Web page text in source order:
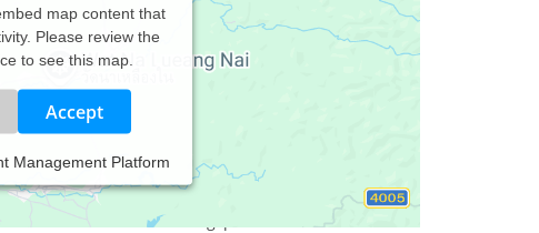
map content that
Please review the
to see this map.
Accept
Management Platform
verständnisvollen und geschützten Raum zur
Sie kompetent bei der Bewältigung Ihrer
beruflichen Veränderungsprozessen.